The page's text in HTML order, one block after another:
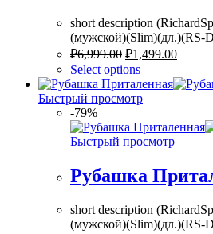
short description
(мужской)(Slim)(дл.)(RS-
₽6,999.00 ₽1,499.00
Select options
Быстрый просмотр
-79%
Быстрый просмотр
Рубашка
short description
(мужской)(Slim)(дл.)(RS-